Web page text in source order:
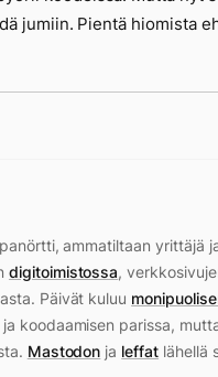
jumiin. Pientä hiomista
ammatiltaan yrittäjä
digitoimistossa,
Päivät kuluu
koodaamisen parissa,
Mastodon ja leffatlähellä